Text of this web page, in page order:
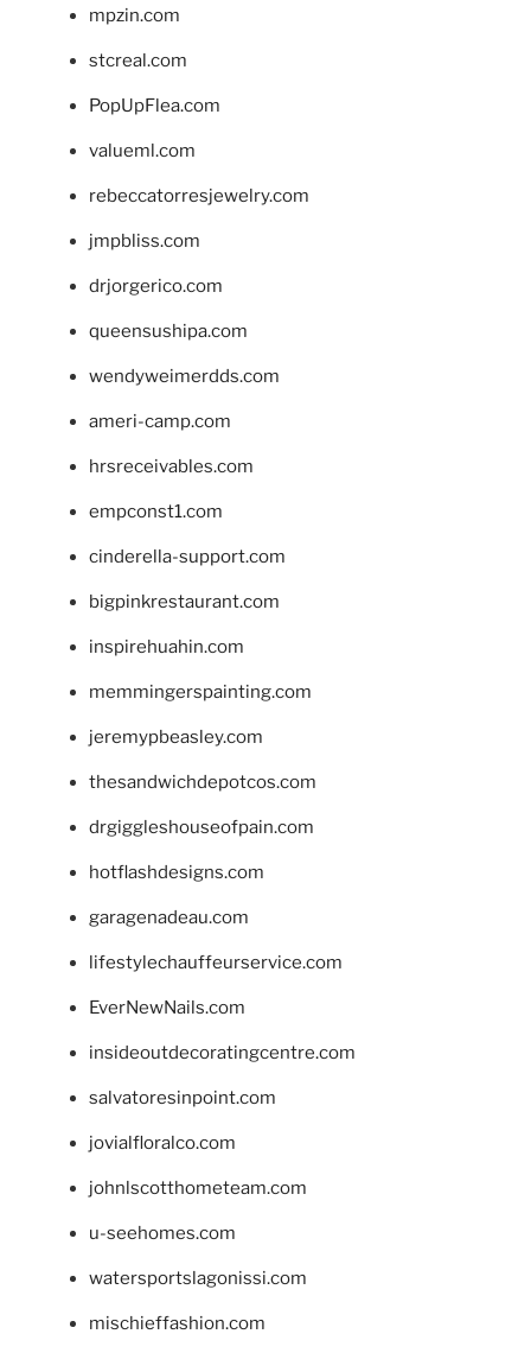
mpzin.com
stcreal.com
PopUpFlea.com
valueml.com
rebeccatorresjewelry.com
jmpbliss.com
drjorgerico.com
queensushipa.com
wendyweimerdds.com
ameri-camp.com
hrsreceivables.com
empconst1.com
cinderella-support.com
bigpinkrestaurant.com
inspirehuahin.com
memmingerspainting.com
jeremypbeasley.com
thesandwichdepotcos.com
drgiggleshouseofpain.com
hotflashdesigns.com
garagenadeau.com
lifestylechauffeurservice.com
EverNewNails.com
insideoutdecoratingcentre.com
salvatoresinpoint.com
jovialfloralco.com
johnlscotthometeam.com
u-seehomes.com
watersportslagonissi.com
mischieffashion.com